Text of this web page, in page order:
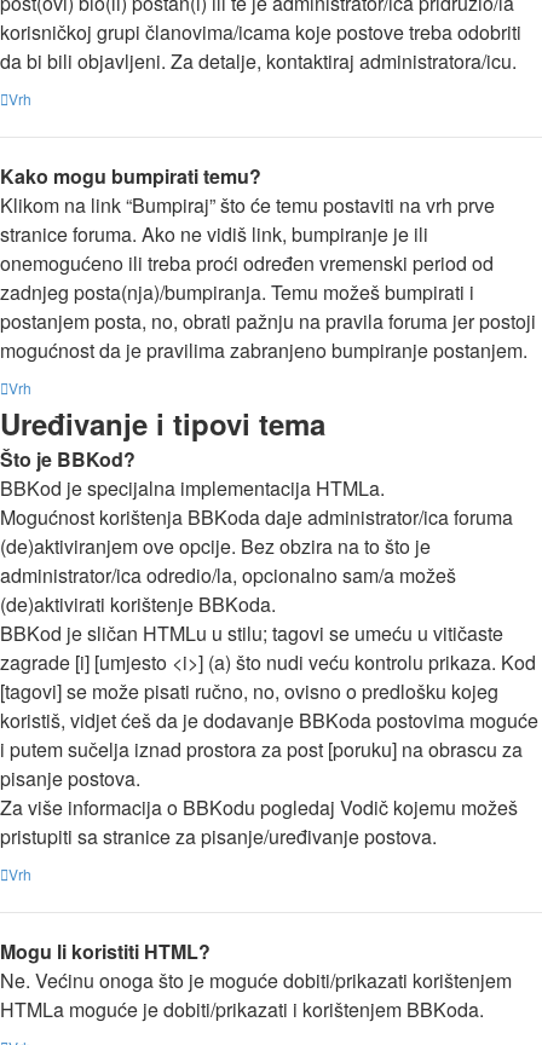
korisničkoj grupi članovima/icama koje postove treba odobriti
da bi bili objavljeni. Za detalje, kontaktiraj administratora/icu.
Vrh
Kako mogu bumpirati temu?
Klikom na link “Bumpiraj” što će temu postaviti na vrh prve
stranice foruma. Ako ne vidiš link, bumpiranje je ili
onemogućeno ili treba proći određen vremenski period od
zadnjeg posta(nja)/bumpiranja. Temu možeš bumpirati i
postanjem posta, no, obrati pažnju na pravila foruma jer postoji
mogućnost da je pravilima zabranjeno bumpiranje postanjem.
Vrh
Uređivanje i tipovi tema
Što je BBKod?
BBKod je specijalna implementacija HTMLa.
Mogućnost korištenja BBKoda daje administrator/ica foruma
(de)aktiviranjem ove opcije. Bez obzira na to što je
administrator/ica odredio/la, opcionalno sam/a možeš
(de)aktivirati korištenje BBKoda.
BBKod je sličan HTMLu u stilu; tagovi se umeću u vitičaste
zagrade [i] [umjesto <i>] (a) što nudi veću kontrolu prikaza. Kod
[tagovi] se može pisati ručno, no, ovisno o predlošku kojeg
koristiš, vidjet ćeš da je dodavanje BBKoda postovima moguće
i putem sučelja iznad prostora za post [poruku] na obrascu za
pisanje postova.
Za više informacija o BBKodu pogledaj Vodič kojemu možeš
pristupiti sa stranice za pisanje/uređivanje postova.
Vrh
Mogu li koristiti HTML?
Ne. Većinu onoga što je moguće dobiti/prikazati korištenjem
HTMLa moguće je dobiti/prikazati i korištenjem BBKoda.